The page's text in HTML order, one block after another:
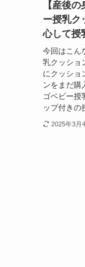
【産後
ー授乳ク
心して授
今回はこん
乳クッショ
にクッショ
ンをまだ購
ゴベビー授
ップ付きの
2025年3月